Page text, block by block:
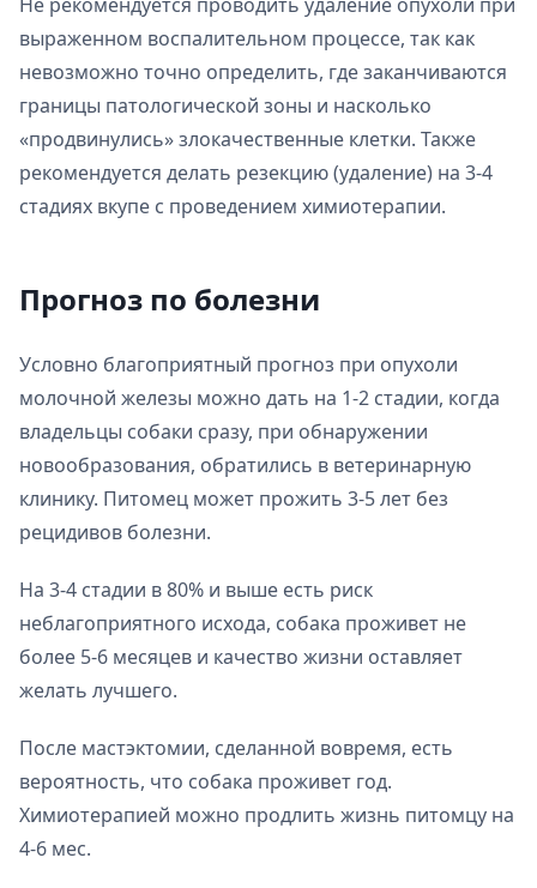
выраженном воспалительном процессе, так как
невозможно точно определить, где заканчиваются
границы патологической зоны и насколько
«продвинулись» злокачественные клетки. Также
рекомендуется делать резекцию (удаление) на 3-4
стадиях вкупе с проведением химиотерапии.
Прогноз по болезни
Условно благоприятный прогноз при опухоли
молочной железы можно дать на 1-2 стадии, когда
владельцы собаки сразу, при обнаружении
новообразования, обратились в ветеринарную
клинику. Питомец может прожить 3-5 лет без
рецидивов болезни.
На 3-4 стадии в 80% и выше есть риск
неблагоприятного исхода, собака проживет не
более 5-6 месяцев и качество жизни оставляет
желать лучшего.
После мастэктомии, сделанной вовремя, есть
вероятность, что собака проживет год.
Химиотерапией можно продлить жизнь питомцу на
4-6 мес.